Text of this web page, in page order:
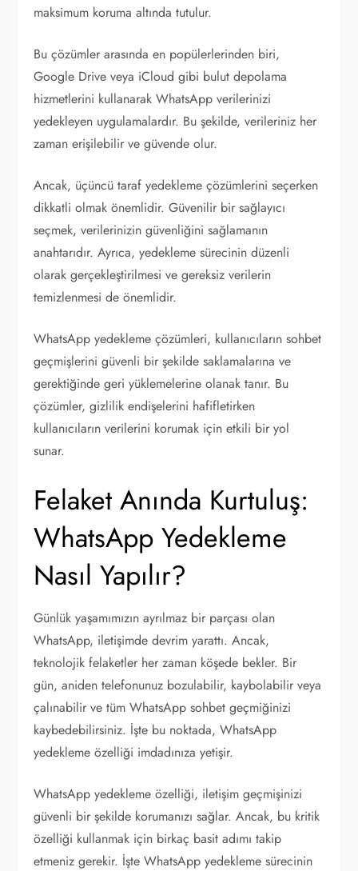
maksimum koruma altında tutulur.
Bu çözümler arasında en popülerlerinden biri,
Google Drive veya iCloud gibi bulut depolama
hizmetlerini kullanarak WhatsApp verilerinizi
yedekleyen uygulamalardır. Bu şekilde, verileriniz her
zaman erişilebilir ve güvende olur.
Ancak, üçüncü taraf yedekleme çözümlerini seçerken
dikkatli olmak önemlidir. Güvenilir bir sağlayıcı
seçmek, verilerinizin güvenliğini sağlamanın
anahtarıdır. Ayrıca, yedekleme sürecinin düzenli
olarak gerçekleştirilmesi ve gereksiz verilerin
temizlenmesi de önemlidir.
WhatsApp yedekleme çözümleri, kullanıcıların sohbet
geçmişlerini güvenli bir şekilde saklamalarına ve
gerektiğinde geri yüklemelerine olanak tanır. Bu
çözümler, gizlilik endişelerini hafifletirken
kullanıcıların verilerini korumak için etkili bir yol
sunar.
Felaket Anında Kurtuluş:
WhatsApp Yedekleme
Nasıl Yapılır?
Günlük yaşamımızın ayrılmaz bir parçası olan
WhatsApp, iletişimde devrim yarattı. Ancak,
teknolojik felaketler her zaman köşede bekler. Bir
gün, aniden telefonunuz bozulabilir, kaybolabilir veya
çalınabilir ve tüm WhatsApp sohbet geçmiğinizi
kaybedebilirsiniz. İşte bu noktada, WhatsApp
yedekleme özelliği imdadınıza yetişir.
WhatsApp yedekleme özelliği, iletişim geçmişinizi
güvenli bir şekilde korumanızı sağlar. Ancak, bu kritik
özelliği kullanmak için birkaç basit adımı takip
etmeniz gerekir. İşte WhatsApp yedekleme sürecinin